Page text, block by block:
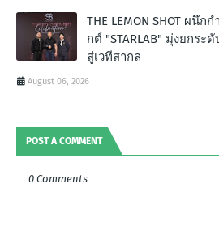
THE LEMON SHOT ผนึกก
กต์ "STARLAB" มุ่งยกระ
สู่เวทีสากล
August 06, 2026
POST A COMMENT
0 Comments